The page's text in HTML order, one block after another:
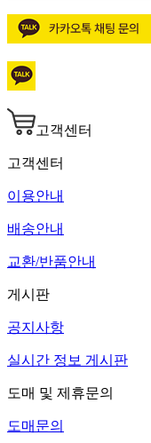
고객센터
고객센터
이용안내
배송안내
교환/반품안내
게시판
공지사항
실시간 정보 게시판
도매 및 제휴문의
도매문의